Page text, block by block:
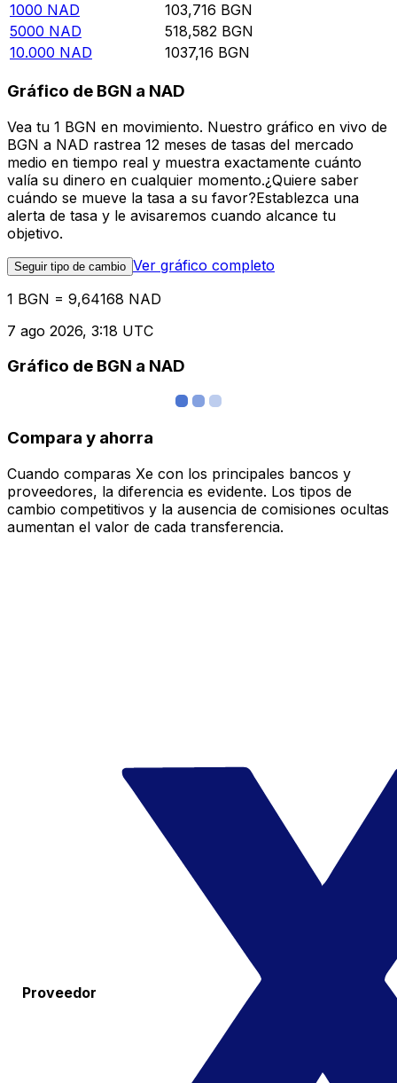
1000 NAD 103,716 BGN
5000 NAD 518,582 BGN
10.000 NAD 1037,16 BGN
Gráfico de BGN a NAD
Vea tu 1 BGN en movimiento. Nuestro gráfico en vivo de
BGN a NAD rastrea 12 meses de tasas del mercado
medio en tiempo real y muestra exactamente cuánto
valía su dinero en cualquier momento.¿Quiere saber
cuándo se mueve la tasa a su favor?Establezca una
alerta de tasa y le avisaremos cuando alcance tu
objetivo.
Seguir tipo de cambio Ver gráfico completo
1 BGN = 9,64168 NAD
7 ago 2026, 3:18 UTC
Gráfico de BGN a NAD
Compara y ahorra
Cuando comparas Xe con los principales bancos y
proveedores, la diferencia es evidente. Los tipos de
cambio competitivos y la ausencia de comisiones ocultas
aumentan el valor de cada transferencia.
Proveedor